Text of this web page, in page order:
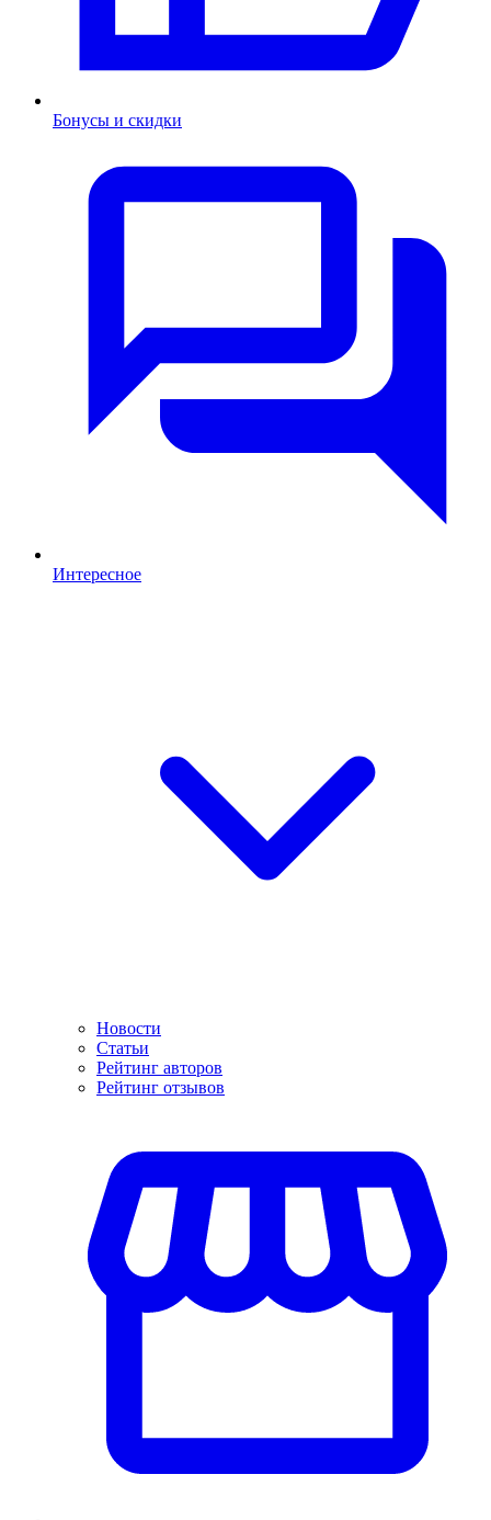
Бонусы и скидки
Интересное
Новости
Статьи
Рейтинг авторов
Рейтинг отзывов